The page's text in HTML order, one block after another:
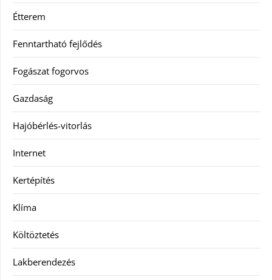
Étterem
Fenntartható fejlődés
Fogászat fogorvos
Gazdaság
Hajóbérlés-vitorlás
Internet
Kertépítés
Klíma
Költöztetés
Lakberendezés